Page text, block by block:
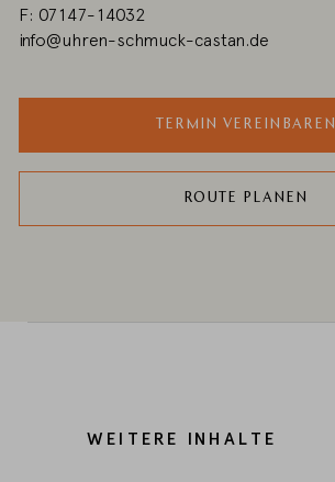
F: 07147-14032
info@uhren-schmuck-castan.de
TERMIN VEREINBAREN
ROUTE PLANEN
WEITERE INHALTE